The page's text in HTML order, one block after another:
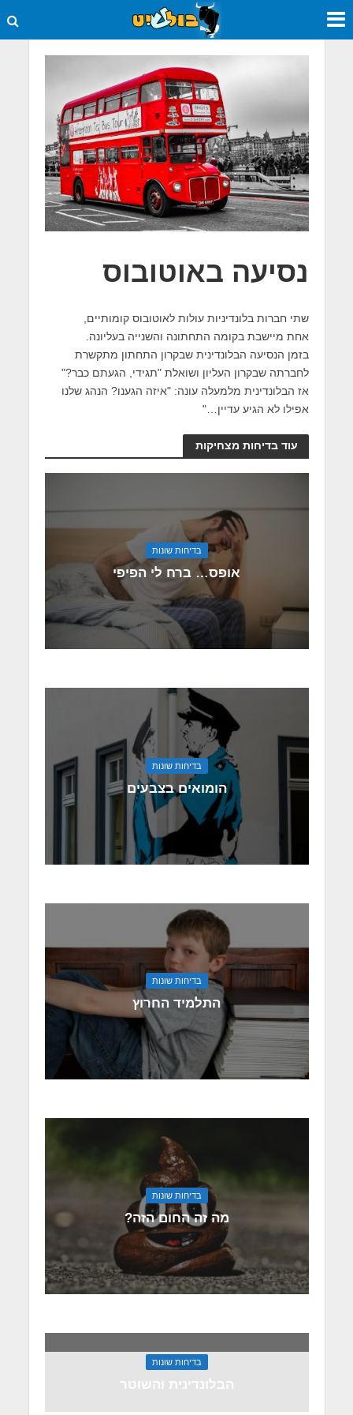
נסיעה באוטובוס
שתי חברות בלונדיניות עולות לאוטובוס קומותיים,
אחת מיישבת בקומה התחתונה והשנייה בעליונה.
בזמן הנסיעה הבלונדינית שבקרון התחתון מתקשרת
לחברתה שבקרון העליון ושואלת "תגידי, הגעתם כבר?"
אז הבלונדינית מלמעלה עונה: "איזה הגענו? הנהג שלנו
אפילו לא הגיע עדיין…"
עוד בדיחות מצחיקות
בדיחות שונות
אופס… ברח לי הפיפי
בדיחות שונות
הומואים בצבעים
בדיחות שונות
התלמיד החרוץ
בדיחות שונות
מה זה החום הזה?
בדיחות שונות
הבלונדינית והשוטר